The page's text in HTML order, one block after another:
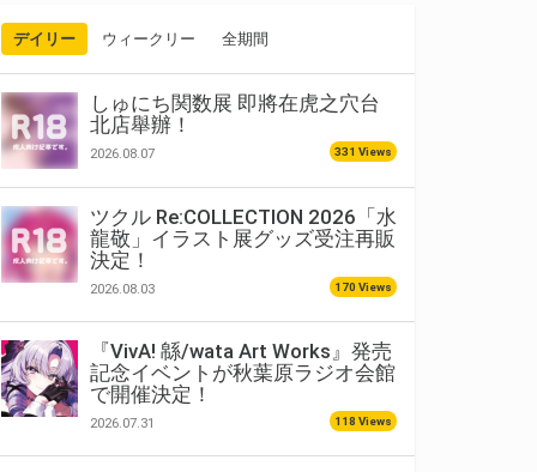
デイリー ウィークリー 全期間
しゅにち関数展 即將在虎之穴台
北店舉辦！
2026.08.07 331 Views
ツクル Re:COLLECTION 2026「水
龍敬」イラスト展グッズ受注再販
決定！
2026.08.03 170 Views
『VivA! 緜/wata Art Works』発売
記念イベントが秋葉原ラジオ会館
で開催決定！
2026.07.31 118 Views